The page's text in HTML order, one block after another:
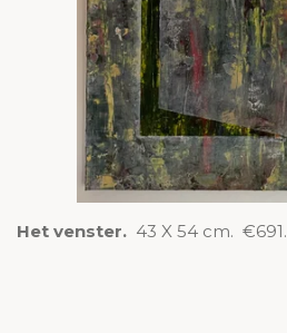
Het venster. 43 X 54 cm. €691.